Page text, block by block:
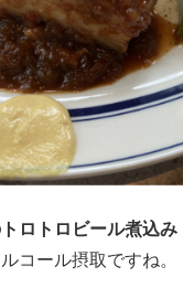
ロトロビール煮込み
コール摂取ですね。